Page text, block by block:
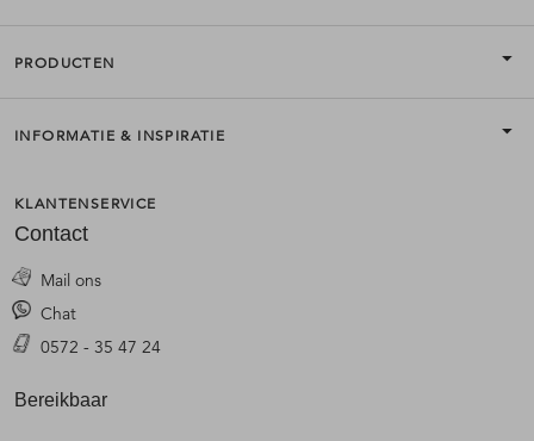
PRODUCTEN
INFORMATIE & INSPIRATIE
KLANTENSERVICE
Contact
Mail ons
Chat
0572 - 35 47 24
Bereikbaar